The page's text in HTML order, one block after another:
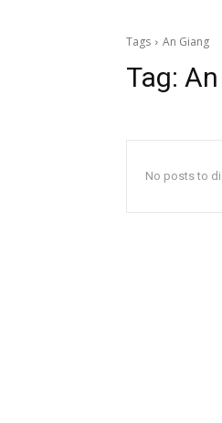
Tags An Giang
Tag:
No posts to